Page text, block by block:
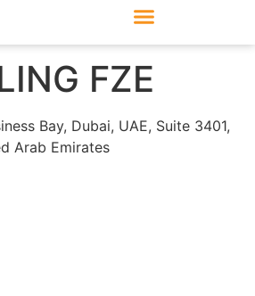
FZE
Bay, Dubai, UAE, Suite 3401,
Arab Emirates